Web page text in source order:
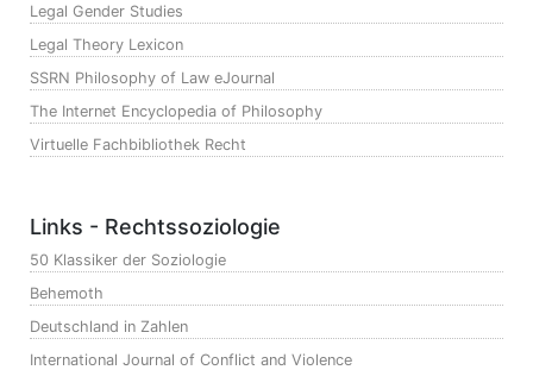
Legal Gender Studies
Legal Theory Lexicon
SSRN Philosophy of Law eJournal
The Internet Encyclopedia of Philosophy
Virtuelle Fachbibliothek Recht
Links - Rechtssoziologie
50 Klassiker der Soziologie
Behemoth
Deutschland in Zahlen
International Journal of Conflict and Violence